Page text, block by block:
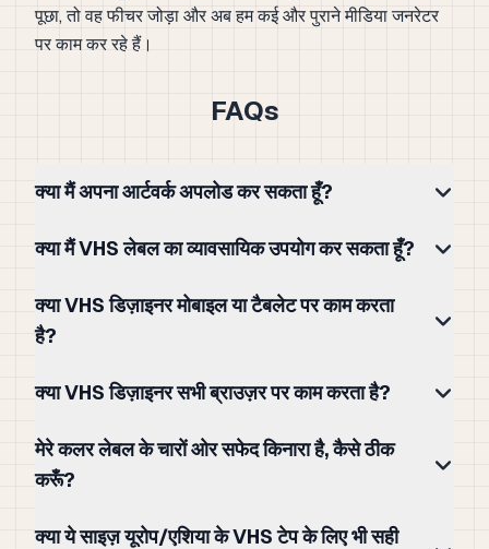
पूछा, तो वह फीचर जोड़ा और अब हम कई और पुराने मीडिया जनरेटर
पर काम कर रहे हैं।
FAQs
क्या मैं अपना आर्टवर्क अपलोड कर सकता हूँ?
क्या मैं VHS लेबल का व्यावसायिक उपयोग कर सकता हूँ?
क्या VHS डिज़ाइनर मोबाइल या टैबलेट पर काम करता
है?
क्या VHS डिज़ाइनर सभी ब्राउज़र पर काम करता है?
मेरे कलर लेबल के चारों ओर सफेद किनारा है, कैसे ठीक
करूँ?
क्या ये साइज़ यूरोप/एशिया के VHS टेप के लिए भी सही